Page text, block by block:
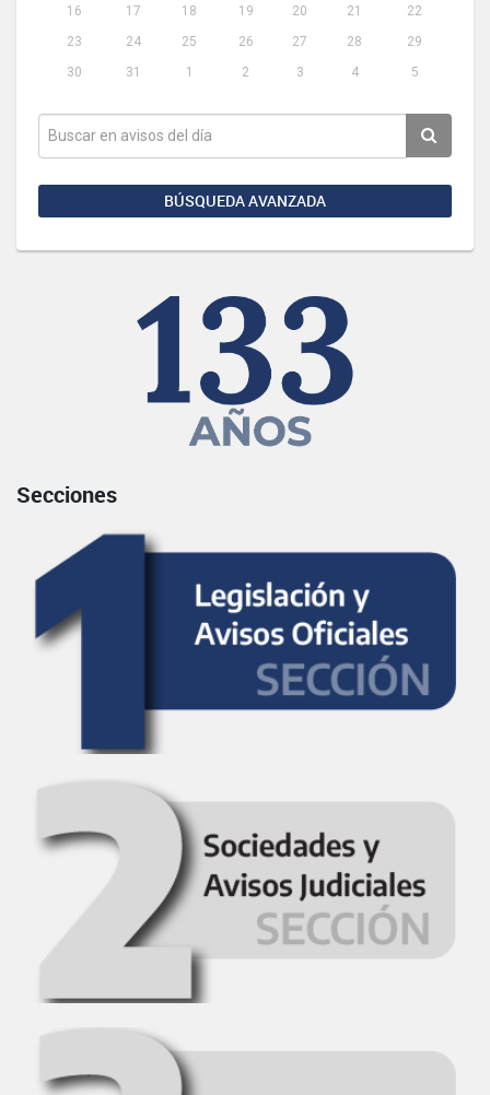
16
17 18 19 20 21
22
23
24 25 26 27 28
29
30
31 1 2 3 4 5
BÚSQUEDA AVANZADA
Secciones